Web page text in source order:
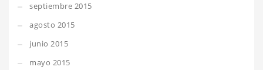
septiembre 2015
agosto 2015
junio 2015
mayo 2015